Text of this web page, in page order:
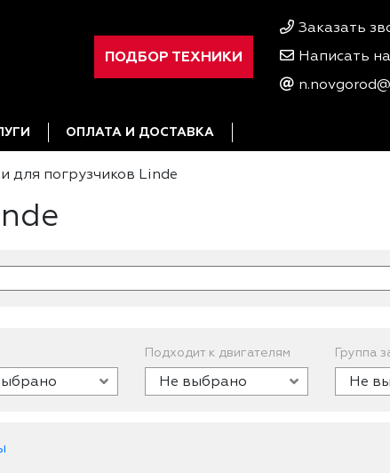
ПОДБОР ТЕХНИКИ
Заказать
Написать
ОПЛАТА И ДОСТАВКА
для погрузчиков Linde
Подходит к двигателям
Не выбрано
Группа
Не